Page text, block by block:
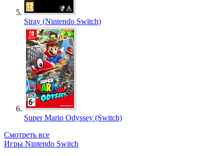
Stray (Nintendo Switch)
Super Mario Odyssey (Switch)
Смотреть все
Игры Nintendo Switch